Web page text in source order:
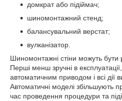
домкрат або підіймач;
шиномонтажний стенд;
балансувальний верстат;
вулканізатор.
Шиномонтажні стіни можуть
Перші менш зручні в
автоматичним приводом і всі дії
Автоматичні моделі збільшують
час проведення процедури та